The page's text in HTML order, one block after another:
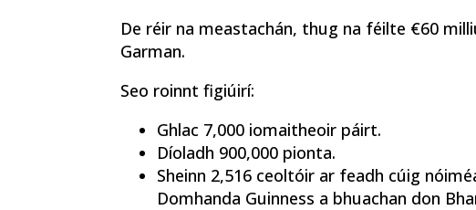
De réir na meastachán, thug na féilte €60
Garman.
Seo roinnt figiúirí:
Ghlac 7,000 iomaitheoir páirt.
Díoladh 900,000 pionta.
Sheinn 2,516 ceoltóir ar feadh cúig
Domhanda Guinness a bhuachan don